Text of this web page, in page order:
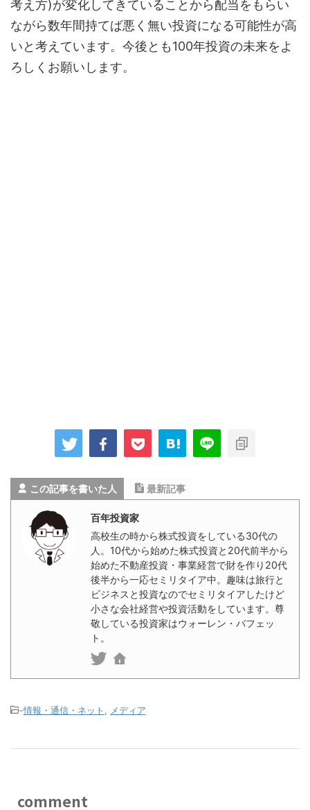
考え方)が変化してきていることから配当をもらい
ながら数年間持てば悪く無い投資になる可能性が高
いと考えています。今後とも100年投資の未来をよ
ろしくお願いします。
この記事を書いた人 最新記事
百年投資家
高校生の時から株式投資をしている30代の
人。10代から始めた株式投資と20代前半から
始めた不動産投資・事業経営で財を作り20代
後半から一応セミリタイア中。趣味は旅行と
ビジネスと投資なのでセミリタイアしたけど
小さな会社経営や投資活動をしています。尊
敬している投資家はウォーレン・バフェッ
ト。
-情報・通信・ネット メディア
comment